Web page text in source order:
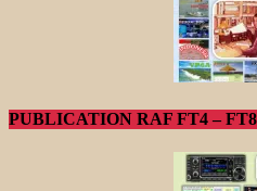
PUBLICATION RAF FT4 – FT8